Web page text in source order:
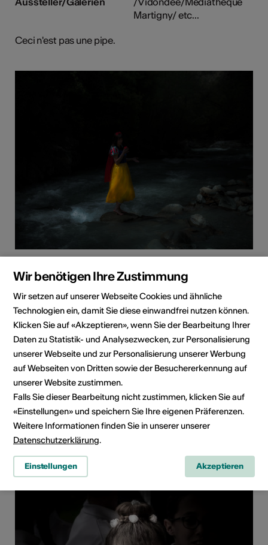
Martigny/ etc...
Ceci n'est pas une pipe.
Tentation, 2016
Jahr
2016
Umsetzung/Technik
image par photographie
Thema
Portrait
Ortsangabe
Valais, Hérens
Bisherige
Aussteller/Galerien
/Vidondée/Médiathèque
Martigny/ etc...
Image tirée du livre "tronches d'Hérens". Ouvrage
mettant en scène d'une manière décalée, les lieux et
habitants du Val d'Hérens.
Wir benötigen Ihre Zustimmung
Wir setzen auf unserer Webseite Cookies und ähnliche
Technologien ein, damit Sie diese einwandfrei nutzen können.
Klicken Sie auf «Akzeptieren», wenn Sie der Bearbeitung Ihrer
Daten zu Statistik- und Analysezwecken, zur Personalisierung
unserer Webseite und zur Personalisierung unserer Werbung
auf Webseiten von Dritten sowie der Besuchererkennung auf
unserer Website zustimmen.
Falls Sie dieser Bearbeitung nicht zustimmen, klicken Sie auf
«Einstellungen» und speichern Sie Ihre eigenen Präferenzen.
Weitere Informationen finden Sie in unserer unserer
Datenschutzerklärung.
Einstellungen Akzeptieren